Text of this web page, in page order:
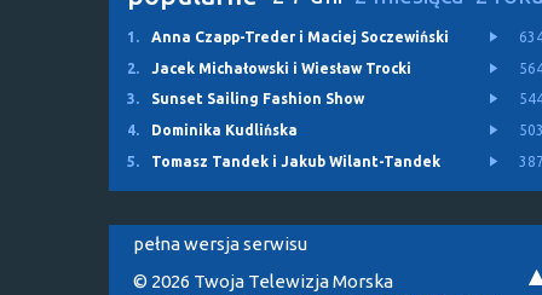
1. Anna Czapp-Treder i Maciej Soczewiński
2.
Jacek Michałowski i Wiesław Trocki
3.
Sunset Sailing Fashion Show
4.
Dominika Kudlińska
5.
Tomasz Tandek i Jakub Wilant-Tandek
pełna wersja serwisu
© 2026 Twoja Telewizja Morska